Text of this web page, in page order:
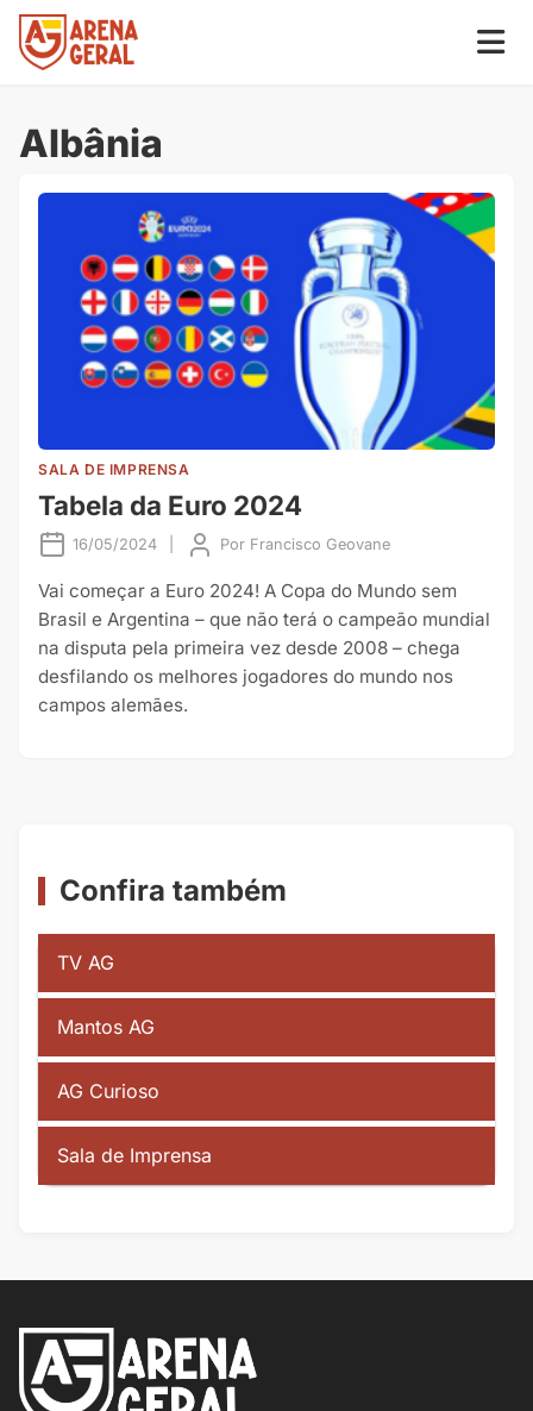
Albânia
SALA DE IMPRENSA
Tabela da Euro 2024
16/05/2024 Por Francisco Geovane
Vai começar a Euro 2024! A Copa do Mundo sem
Brasil e Argentina – que não terá o campeão mundial
na disputa pela primeira vez desde 2008 – chega
desfilando os melhores jogadores do mundo nos
campos alemães.
Confira também
TV AG
Mantos AG
AG Curioso
Sala de Imprensa